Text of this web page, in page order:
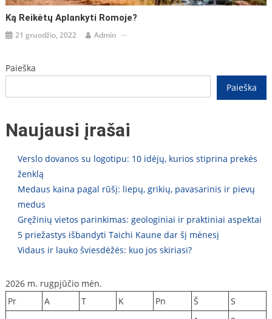
Ką Reikėtų Aplankyti Romoje?
21 gruodžio, 2022 Admin
Paieška
Paieška
Naujausi įrašai
Verslo dovanos su logotipu: 10 idėjų, kurios stiprina prekės
ženklą
Medaus kaina pagal rūšį: liepų, grikių, pavasarinis ir pievų
medus
Gręžinių vietos parinkimas: geologiniai ir praktiniai aspektai
5 priežastys išbandyti Taichi Kaune dar šį mėnesį
Vidaus ir lauko šviesdėžės: kuo jos skiriasi?
2026 m. rugpjūčio mėn.
Pr
A T K Pn Š
S